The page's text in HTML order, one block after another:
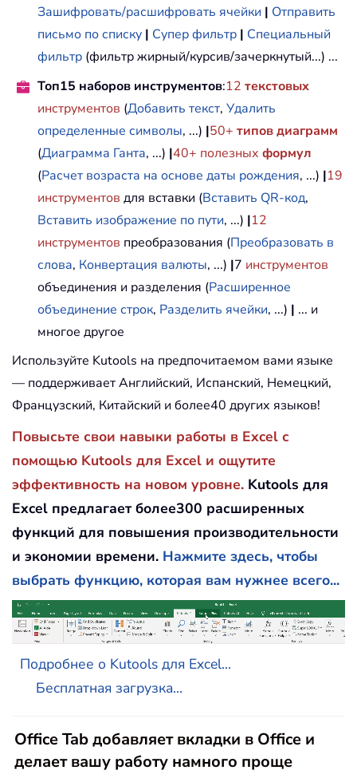
Зашифровать/расшифровать ячейки | Отправить
письмо по списку | Супер фильтр | Специальный
фильтр (фильтр жирный/курсив/зачеркнутый...) ...
Топ15 наборов инструментов:12 текстовых
инструментов (Добавить текст, Удалить
определенные символы, ...) |50+ типов диаграмм
(Диаграмма Ганта, ...) |40+ полезных формул
(Расчет возраста на основе даты рождения, ...) |19
инструментов для вставки (Вставить QR-код,
Вставить изображение по пути, ...) |12
инструментов преобразования (Преобразовать в
слова, Конвертация валюты, ...) |7 инструментов
объединения и разделения (Расширенное
объединение строк, Разделить ячейки, ...) | ... и
многое другое
Используйте Kutools на предпочитаемом вами языке
— поддерживает Английский, Испанский, Немецкий,
Французский, Китайский и более40 других языков!
Повысьте свои навыки работы в Excel с
помощью Kutools для Excel и ощутите
эффективность на новом уровне. Kutools для
Excel предлагает более300 расширенных
функций для повышения производительности
и экономии времени. Нажмите здесь, чтобы
выбрать функцию, которая вам нужнее всего...
Подробнее о Kutools для Excel...
Бесплатная загрузка...
Office Tab добавляет вкладки в Office и
делает вашу работу намного проще